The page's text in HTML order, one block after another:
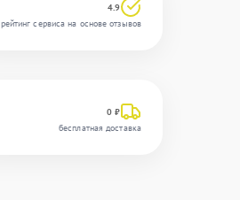
4.9
рейтинг сервиса на основе отзывов
0 ₽
бесплатная доставка